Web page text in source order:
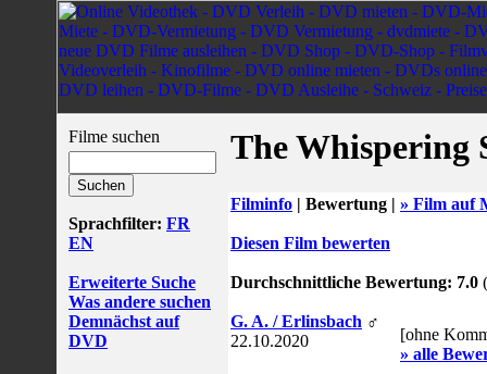
Filme suchen
Sprachfilter: FR
EN
Erweiterte Suche
Was andere suchen
Demnächst auf
DVD
The Whispering
Filminfo | Bewertung | » Film auf
Diesen Film bewerten
Durchschnittliche Bewertung: 7.0
G. A. / Erlinsbach ♂
22.10.2020
[ohne
» alle